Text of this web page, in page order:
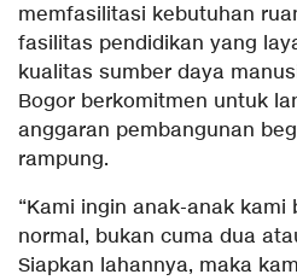
memfasilitasi kebutuhan
fasilitas pendidikan yang
kualitas sumber daya
Bogor berkomitmen untuk
anggaran pembangunan
rampung.
“Kami ingin anak-anak kami
normal, bukan cuma dua
Siapkan lahannya, maka